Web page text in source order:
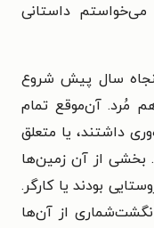
داستانی
پنجاه سال پیش شروع
مُرد. آن‌موقع تمام
داشتند، یا متعلق
بخشی از آن زمین‌ها
بودند یا کارگر.
از آن‌ها